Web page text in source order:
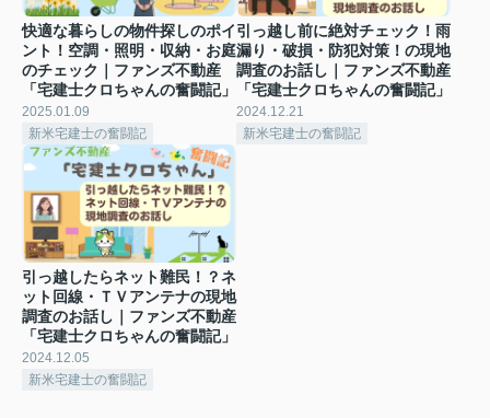
快適な暮らしの物件探しのポイ
ント！空調・照明・収納・お庭
のチェック｜ファンズ不動産
「宅建士クロちゃんの奮闘記」
2025.01.09
新米宅建士の奮闘記
引っ越し前に絶対チェック！雨
漏り・破損・防犯対策！の現地
調査のお話し｜ファンズ不動産
「宅建士クロちゃんの奮闘記」
2024.12.21
新米宅建士の奮闘記
引っ越したらネット難民！？ネ
ット回線・ＴＶアンテナの現地
調査のお話し｜ファンズ不動産
「宅建士クロちゃんの奮闘記」
2024.12.05
新米宅建士の奮闘記